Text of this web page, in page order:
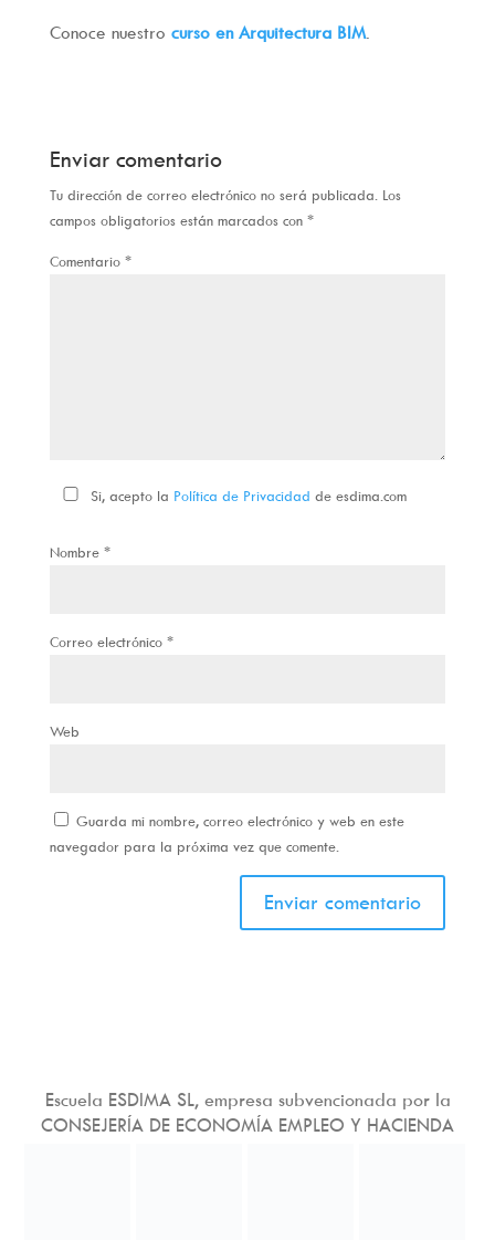
Conoce nuestro curso en Arquitectura BIM.
Enviar comentario
Tu dirección de correo electrónico no será publicada. Los
campos obligatorios están marcados con *
Comentario *
Si, acepto la Política de Privacidad de esdima.com
Nombre *
Correo electrónico *
Web
Guarda mi nombre, correo electrónico y web en este
navegador para la próxima vez que comente.
Escuela ESDIMA SL, empresa subvencionada por la
CONSEJERÍA DE ECONOMÍA EMPLEO Y HACIENDA